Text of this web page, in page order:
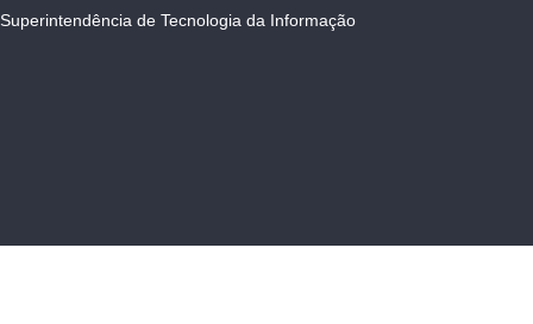
Superintendência de Tecnologia da Informação